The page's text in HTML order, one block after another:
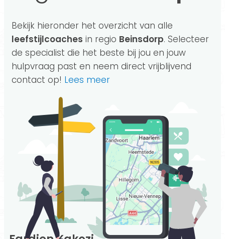
Bekijk hieronder het overzicht van alle
leefstijlcoaches in regio Beinsdorp. Selecteer
de specialist die het beste bij jou en jouw
hulpvraag past en neem direct vrijblijvend
contact op! Lees meer